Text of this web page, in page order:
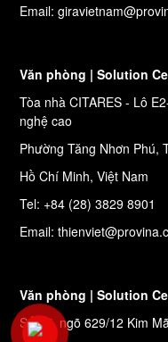
Email:
Văn phòng | Solution
Tòa nhà CITARES - Lô
nghệ cao
Phường Tăng Nhơn Phú,
Hồ Chí Minh, Việt Nam
Tel: +84 (28) 3829 8901
Email:
Văn phòng | Solution
Số 27, ngõ 629/12 Kim